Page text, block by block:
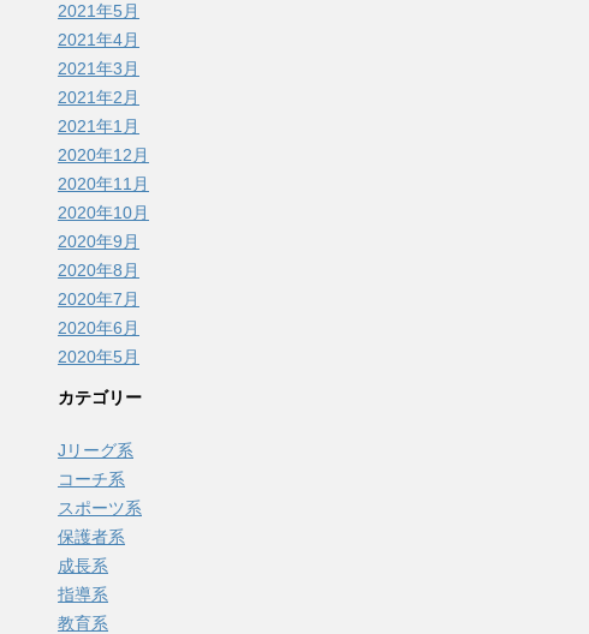
2021年5月
2021年4月
2021年3月
2021年2月
2021年1月
2020年12月
2020年11月
2020年10月
2020年9月
2020年8月
2020年7月
2020年6月
2020年5月
カテゴリー
Jリーグ系
コーチ系
スポーツ系
保護者系
成長系
指導系
教育系